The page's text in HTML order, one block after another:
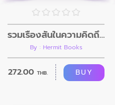
รวมเรื่องสั้นในความคิดถึง
By : Hermit Books
272.00 THB. BUY